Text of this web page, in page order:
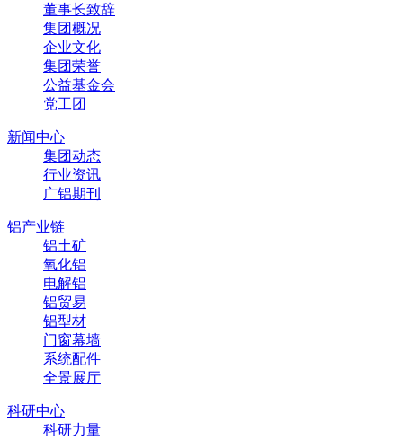
董事长致辞
集团概况
企业文化
集团荣誉
公益基金会
党工团
新闻中心
集团动态
行业资讯
广铝期刊
铝产业链
铝土矿
氧化铝
电解铝
铝贸易
铝型材
门窗幕墙
系统配件
全景展厅
科研中心
科研力量